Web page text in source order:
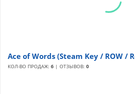
Ace of Words (Steam Key / ROW /
КОЛ-ВО ПРОДАЖ: 6 | ОТЗЫВОВ: 0